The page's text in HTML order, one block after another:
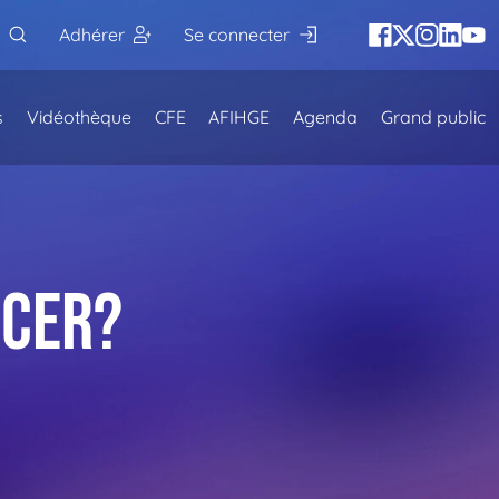
Adhérer Se connecter
Vidéothèque CFE AFIHGE Agenda Grand public